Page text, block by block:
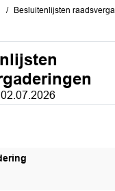
Besluitenlijsten raadsvergaderingen